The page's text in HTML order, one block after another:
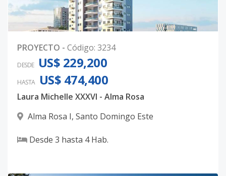
PROYECTO - Código: 3234
DESDE US$ 229,200
HASTA US$ 474,400
Laura Michelle XXXVI - Alma Rosa
Alma Rosa I, Santo Domingo Este
Desde 3 hasta 4Hab.